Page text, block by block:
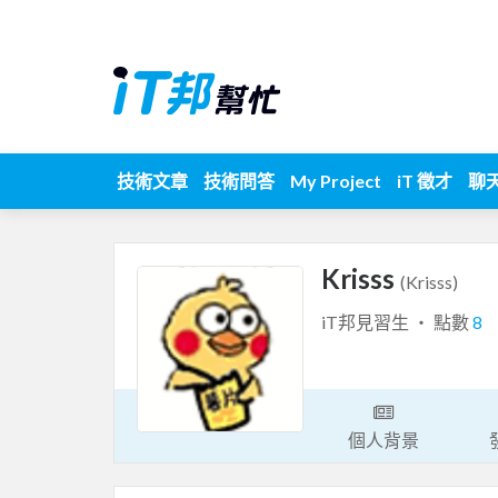
技術文章 技術問答 My Project iT 徵才 聊
Krisss (Krisss)
iT邦見習生 ‧ 點數8
個人背景